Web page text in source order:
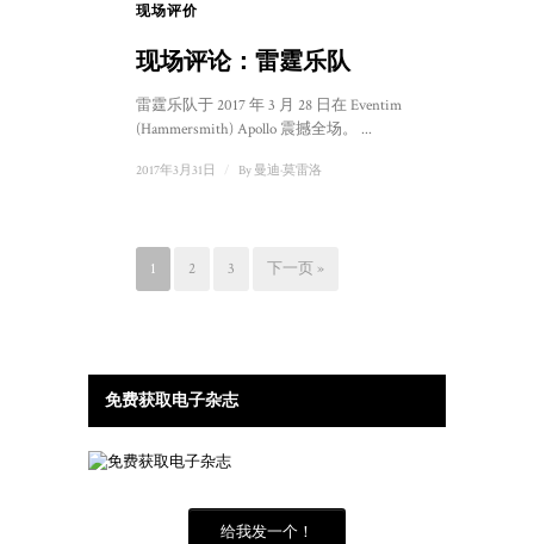
现场评价
现场评论：雷霆乐队
雷霆乐队于 2017 年 3 月 28 日在 Eventim
(Hammersmith) Apollo 震撼全场。 ...
2017年3月31日 By曼迪·莫雷洛
1 2 3 下一页 »
免费获取电子杂志
给我发一个！